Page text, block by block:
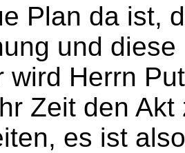
Plan da ist,
und
wird Herrn
Zeit den
es ist